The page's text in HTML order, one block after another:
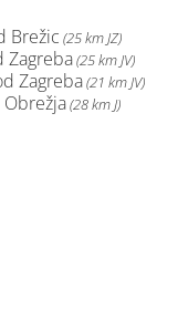
Brežic (25 km JZ)
Zagreba(25 km JV)
Zagreba(21 km JV)
Obrežja(28 km J)